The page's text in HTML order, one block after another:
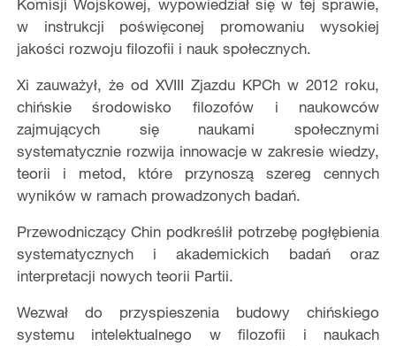
Komisji Wojskowej, wypowiedział się w tej sprawie,
w instrukcji poświęconej promowaniu wysokiej
jakości rozwoju filozofii i nauk społecznych.
Xi zauważył, że od XVIII Zjazdu KPCh w 2012 roku,
chińskie środowisko filozofów i naukowców
zajmujących się naukami społecznymi
systematycznie rozwija innowacje w zakresie wiedzy,
teorii i metod, które przynoszą szereg cennych
wyników w ramach prowadzonych badań.
Przewodniczący Chin podkreślił potrzebę pogłębienia
systematycznych i akademickich badań oraz
interpretacji nowych teorii Partii.
Wezwał do przyspieszenia budowy chińskiego
systemu intelektualnego w filozofii i naukach